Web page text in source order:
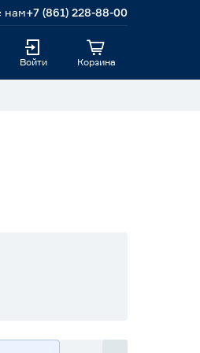
нам+7 (861) 228-88-00
Войти Корзина